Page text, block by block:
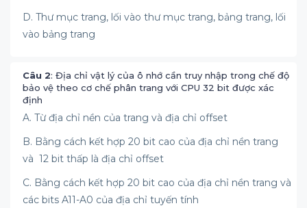
D. Thư mục trang, lối vào thư mục trang, bảng trang, lối
vào bảng trang
Câu 2: Địa chỉ vật lý của ô nhớ cần truy nhập trong chế độ
bảo vệ theo cơ chế phân trang với CPU 32 bit được xác
định
A. Từ địa chỉ nền của trang và địa chỉ offset
B. Bằng cách kết hợp 20 bit cao của địa chỉ nền trang
và 12 bit thấp là địa chỉ offset
C. Bằng cách kết hợp 20 bit cao của địa chỉ nền trang và
các bits A11-A0 của địa chỉ tuyến tính